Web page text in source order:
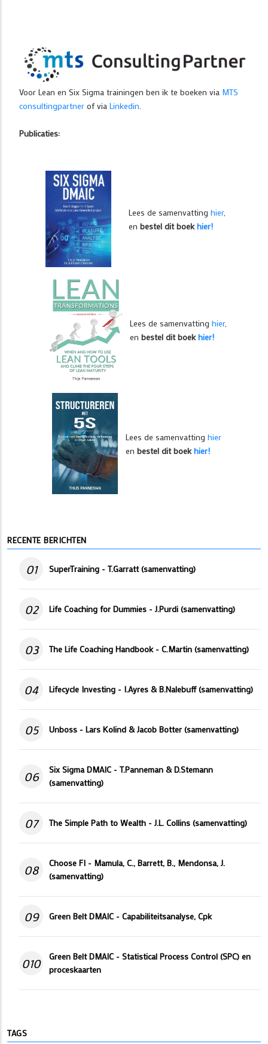
Voor Lean en Six Sigma trainingen ben ik te boeken via MTS
consultingpartner of via Linkedin.
Publicaties:
Lees de samenvatting hier,
en bestel dit boekhier!
Lees de samenvatting hier,
en bestel dit boekhier!
Lees de samenvatting hier
en bestel dit boekhier!
RECENTE BERICHTEN
01 SuperTraining - T.Garratt (samenvatting)
02 Life Coaching for Dummies - J.Purdi (samenvatting)
03 The Life Coaching Handbook - C.Martin (samenvatting)
04 Lifecycle Investing - I.Ayres & B.Nalebuff (samenvatting)
05 Unboss - Lars Kolind & Jacob Botter (samenvatting)
06
Six Sigma DMAIC - T.Panneman & D.Stemann
(samenvatting)
07 The Simple Path to Wealth - J.L. Collins (samenvatting)
08
Choose FI - Mamula, C., Barrett, B., Mendonsa, J.
(samenvatting)
09 Green Belt DMAIC - Capabiliteitsanalyse, Cpk
010
Green Belt DMAIC - Statistical Process Control (SPC) en
proceskaarten
TAGS